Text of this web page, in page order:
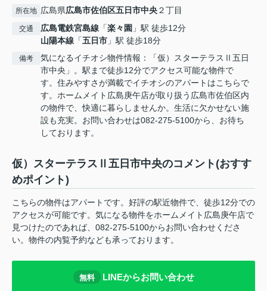
所在地 広島県広島市佐伯区五日市中央２丁目
交通 広島電鉄宮島線 「楽々園 」駅 徒歩12分
山陽本線 「五日市 」駅 徒歩18分
備考
気になるイチオシ物件情報：「仮）スターテラスⅡ五日
市中央」。駅まで徒歩12分でアクセス可能な物件で
す。住みやすさが満載でイチオシのアパートはこちらで
す。ホームメイト広島庚午店が取り扱う広島市佐伯区内
の物件で、快適に暮らしませんか。生活に欠かせない施
設も充実。お問い合わせは082-275-5100から、お待ち
しております。
仮）スターテラスⅡ五日市中央のコメント(おすす
めポイント)
こちらの物件はアパートです。好評の駅近物件で、徒歩12分での
アクセスが可能です。気になる物件をホームメイト広島庚午店で
見つけたのであれば、082-275-5100からお問い合わせくださ
い。物件の内覧予約なども承っております。
無料 LINEからお問い合わせ